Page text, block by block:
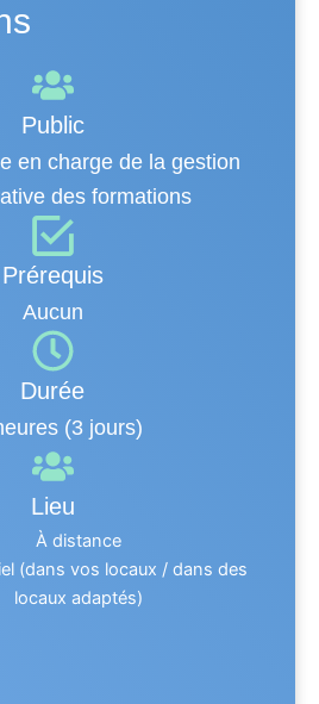
Public
en charge de la gestion
des formations
Prérequis
Aucun
Durée
(3 jours)
Lieu
À distance
(dans vos locaux / dans des
locaux adaptés)